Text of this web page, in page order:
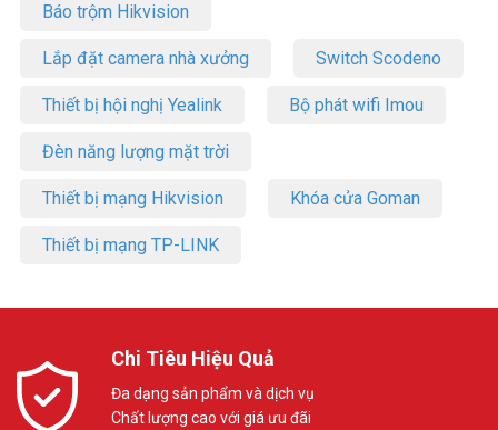
Báo trộm Hikvision
Lắp đặt camera nhà xưởng Switch Scodeno
Thiết bị hội nghị Yealink Bộ phát wifi Imou
Đèn năng lượng mặt trời
Thiết bị mạng Hikvision Khóa cửa Goman
Thiết bị mạng TP-LINK
Chi Tiêu Hiệu Quả
Đa dạng sản phẩm và dịch vụ
Chất lượng cao với giá ưu đãi